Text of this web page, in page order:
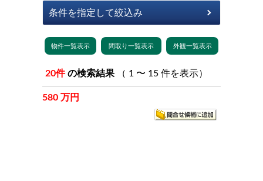
20件 の検索結果 （ 1 〜 15 件を表示）
580 万円